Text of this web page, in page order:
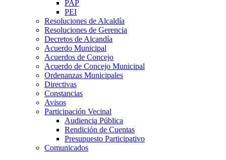
PAP
PEI
Resoluciones de Alcaldía
Resoluciones de Gerencia
Decretos de Alcandía
Acuerdo Municipal
Acuerdos de Concejo
Acuerdo de Concejo Municipal
Ordenanzas Municipales
Directivas
Constancias
Avisos
Participación Vecinal
Audiencia Pública
Rendición de Cuentas
Presupuesto Participativo
Comunicados